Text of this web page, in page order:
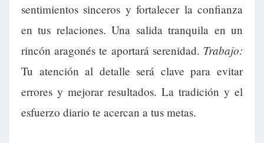
sentimientos sinceros y fortalecer la confianza
en tus relaciones. Una salida tranquila en un
rincón aragonés te aportará serenidad. Trabajo:
Tu atención al detalle será clave para evitar
errores y mejorar resultados. La tradición y el
esfuerzo diario te acercan a tus metas.